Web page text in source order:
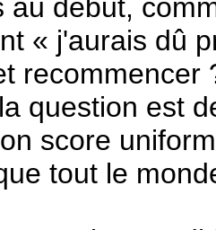
au début,
« j'aurais dû
recommencer
question est
score
tout le